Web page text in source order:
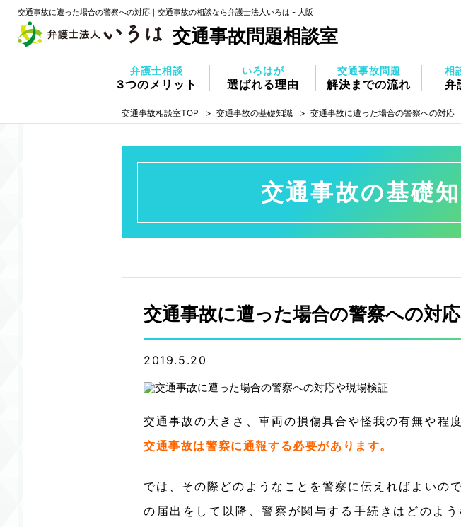
交通事故に遭った場合の警察への対応｜交通事故の相談なら弁護士法人いろは - 大阪
交通事故問題相談室
弁護士相談
3つのメリット
いろはが
選ばれる理由
交通事故問題
解決までの流れ
相
弁
交通事故相談室TOP 交通事故の基礎知識 交通事故に遭った場合の警察への対応
交通事故の基礎
交通事故に遭った場合の警察への対応
2019.5.20
交通事故の大きさ、車両の損傷具合や怪我の有無や程
交通事故は警察に通報する必要があります。
では、その際どのようなことを警察に伝えればよいの
の届出をして以降、警察が関与する手続きはどのよ